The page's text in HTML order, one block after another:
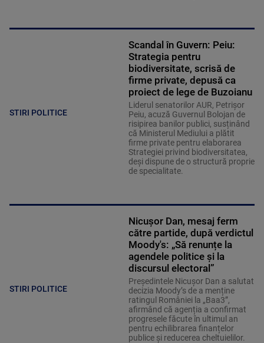
STIRI POLITICE
Scandal în Guvern: Peiu:
Strategia pentru
biodiversitate, scrisă de
firme private, depusă ca
proiect de lege de Buzoianu
Liderul senatorilor AUR, Petrișor
Peiu, acuză Guvernul Bolojan de
risipirea banilor publici, susținând
că Ministerul Mediului a plătit
firme private pentru elaborarea
Strategiei privind biodiversitatea,
deși dispune de o structură proprie
de specialitate.
STIRI POLITICE
Nicușor Dan, mesaj ferm
către partide, după verdictul
Moody's: „Să renunțe la
agendele politice şi la
discursul electoral”
Președintele Nicușor Dan a salutat
decizia Moody’s de a menține
ratingul României la „Baa3”,
afirmând că agenția a confirmat
progresele făcute în ultimul an
pentru echilibrarea finanțelor
publice și reducerea cheltuielilor.